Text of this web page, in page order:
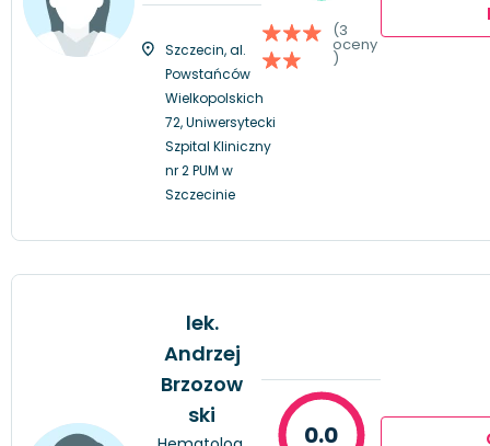
Szczecin, al.
Powstańców
Wielkopolskich
72, Uniwersytecki
Szpital Kliniczny
nr 2 PUM w
Szczecinie
(3
oceny
)
lek.
Andrzej
Brzozow
ski
0.0